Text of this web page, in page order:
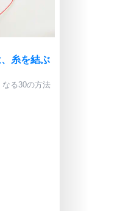
糸を結ぶ
なる30の方法